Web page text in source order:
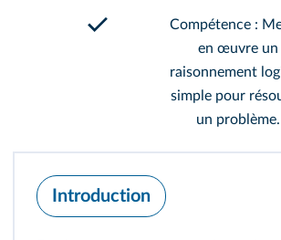
Compétence :
en œuvre un
raisonnement
simple pour
un problème.
Introduction